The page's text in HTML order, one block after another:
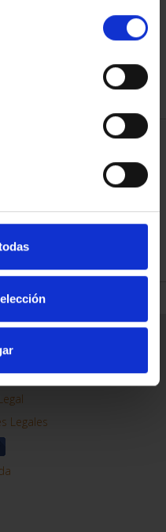
(FAQs)
Legales